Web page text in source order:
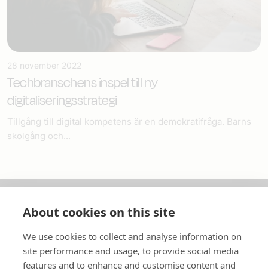
28 november 2022
Techbranschens inspel till ny
digitaliseringsstrategi
Tillgång till digital kompetens är en demokratifråga. Barns
skolgång och...
In English
About cookies on this site
We use cookies to collect and analyse information on
site performance and usage, to provide social media
features and to enhance and customise content and